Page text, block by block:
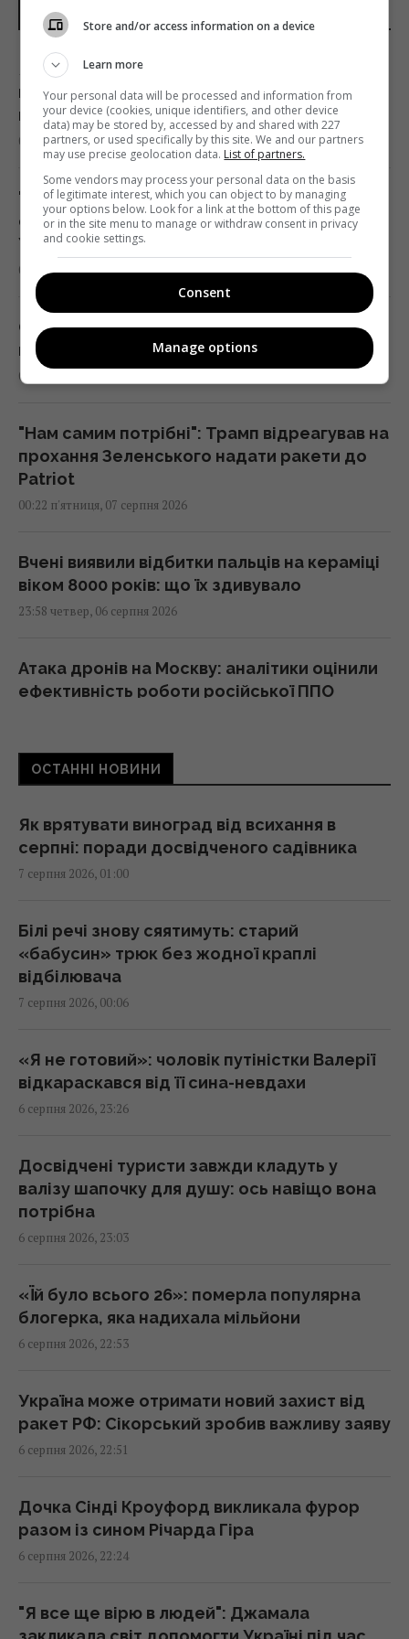
НОВИНИ УКРАЇНИ І СВІТУ
Як вибратися з багнюки на автомобілі:
названо простий предмет у салоні, що
може допомогти
01:23 п'ятниця, 07 серпня 2026
"Достатньо, щоб вижити, а не перемогти":
ексчиновниця НАТО про надання ракет
Україні
01:19 п'ятниця, 07 серпня 2026
Одне налаштування, яке варто змінити всім
власникам нових телевізорів
00:25 п'ятниця, 07 серпня 2026
"Нам самим потрібні": Трамп відреагував на
прохання Зеленського надати ракети до
Patriot
00:22 п'ятниця, 07 серпня 2026
Вчені виявили відбитки пальців на кераміці
віком 8000 років: що їх здивувало
23:58 четвер, 06 серпня 2026
Атака дронів на Москву: аналітики оцінили
ефективність роботи російської ППО
Жінки з дипломами частіше обирають
дослідження
23:24 четвер, 06 серпня 2026
годинник, - Newsweek
23:07 четвер, 06 серпня 2026
Корецький анонсував збільшення
22:53 четвер, 06 серпня 2026
Міф зруйновано: скільки насправді можуть
22:12 четвер, 06 серпня 2026
Така зброя є лише у кількох країн:
Зеленський про створення української
22:00 четвер, 06 серпня 2026
"Динамо" здобуло важливу перемогу у
21:57 четвер, 06 серпня 2026
Анчоуси чи сардини: яка риба корисніша
В Україну може потрапити антидронова
ракета CM-70 з Канади, - ЗМІ
ОСТАННІ НОВИНИ
Як врятувати виноград від всихання в
серпні: поради досвідченого садівника
7 серпня 2026, 01:00
Білі речі знову сяятимуть: старий
«бабусин» трюк без жодної краплі
відбілювача
7 серпня 2026, 00:06
«Я не готовий»: чоловік путіністки Валерії
відкараскався від її сина-невдахи
6 серпня 2026, 23:26
Досвідчені туристи завжди кладуть у
валізу шапочку для душу: ось навіщо вона
потрібна
6 серпня 2026, 23:03
«Їй було всього 26»: померла популярна
блогерка, яка надихала мільйони
6 серпня 2026, 22:53
Україна може отримати новий захист від
ракет РФ: Сікорський зробив важливу заяву
6 серпня 2026, 22:51
Дочка Сінді Кроуфорд викликала фурор
разом із сином Річарда Гіра
6 серпня 2026, 22:24
"Я все ще вірю в людей": Джамала
Store and/or access information on a device
Learn more
Your personal data will be processed and information from
your device (cookies, unique identifiers, and other device
data) may be stored by, accessed by and shared with 227
partners, or used specifically by this site. We and our partners
may use precise geolocation data. List of partners.
Some vendors may process your personal data on the basis
of legitimate interest, which you can object to by managing
your options below. Look for a link at the bottom of this page
or in the site menu to manage or withdraw consent in privacy
and cookie settings.
Consent
Manage options